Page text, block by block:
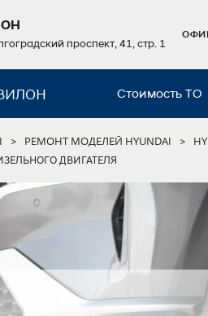
проспект, 41, стр. 1
Стоимость ТО
> РЕМОНТ МОДЕЛЕЙ HYUNDAI >
ДВИГАТЕЛЯ